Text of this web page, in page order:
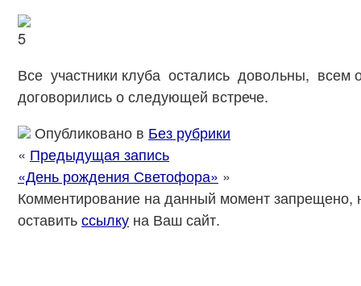
Все участники клуба остались довольны, всем
договорились о следующей встрече.
Опубликовано в Без рубрики
« Предыдущая запись
«День рождения Светофора» »
Комментирование на данный момент запрещено,
оставитьссылку на Ваш сайт.